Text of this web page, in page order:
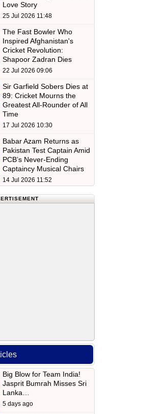
Love Story
25 Jul 2026 11:48
The Fast Bowler Who
Inspired Afghanistan's
Cricket Revolution:
Shapoor Zadran Dies
22 Jul 2026 09:06
Sir Garfield Sobers Dies at
89: Cricket Mourns the
Greatest All-Rounder of All
Time
17 Jul 2026 10:30
Babar Azam Returns as
Pakistan Test Captain Amid
PCB’s Never-Ending
Captaincy Musical Chairs
14 Jul 2026 11:52
Big Blow for Team India!
Jasprit Bumrah Misses Sri
Lanka…
5 days ago